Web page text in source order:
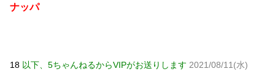
ナッパ
18 以下、5ちゃんねるからVIPがお送りします 2021/08/11(水)